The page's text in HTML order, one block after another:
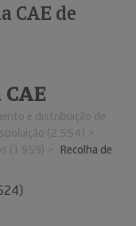
CAE de
e distribuição de
(2.554)
(1.959)
Recolha de